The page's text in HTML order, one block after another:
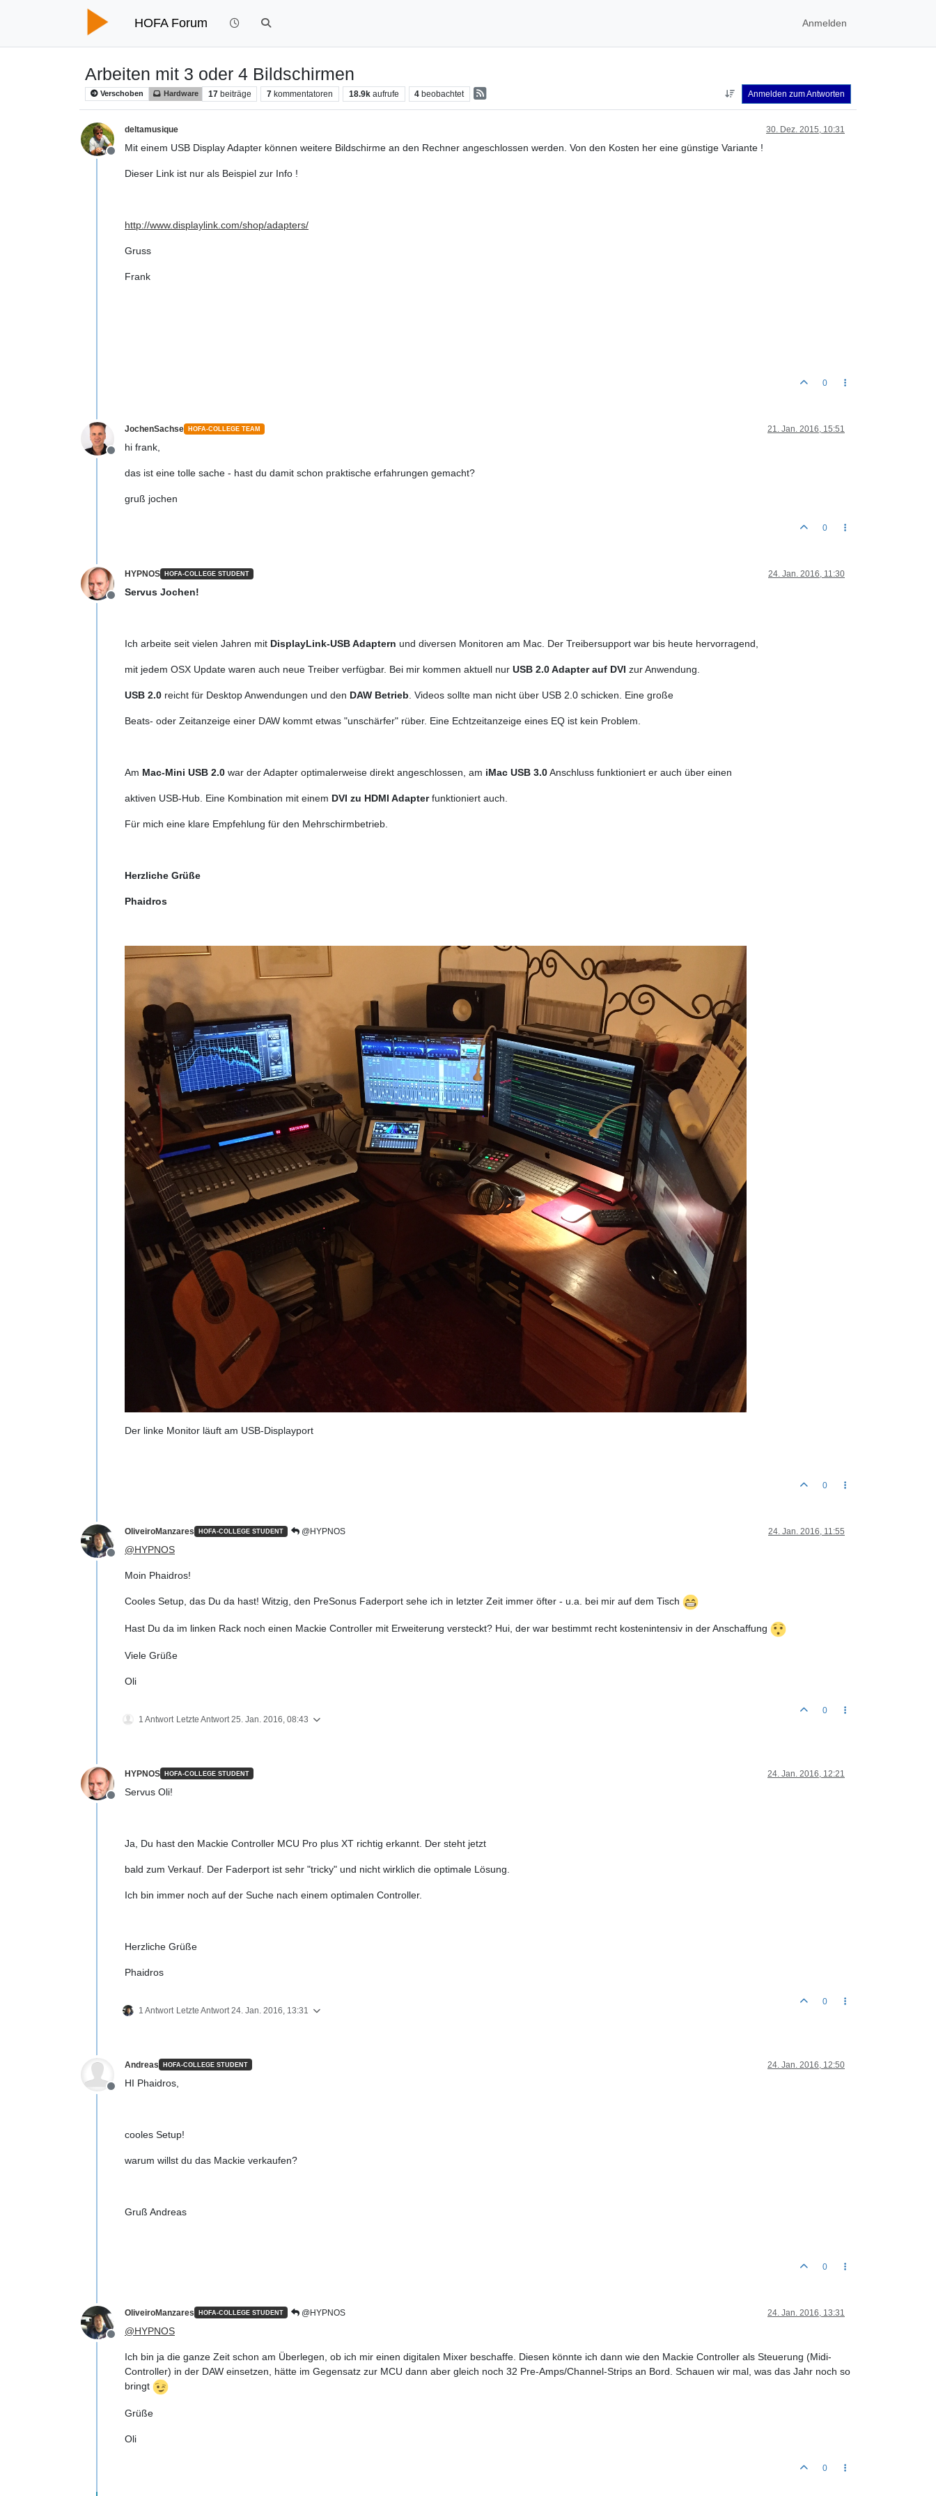
HOFA Forum Anmelden
Arbeiten mit 3 oder 4 Bildschirmen
Verschoben Hardware 17 beiträge 7 kommentatoren 18.9k aufrufe 4 beobachtet Anmelden zum Antworten
Offline
deltamusique 30. Dez. 2015, 10:31
Mit einem USB Display Adapter können weitere Bildschirme an den Rechner angeschlossen werden. Von den Kosten her eine günstige Variante !
Dieser Link ist nur als Beispiel zur Info !
http://www.displaylink.com/shop/adapters/
Gruss
Frank
0
Offline
JochenSachse HOFA-COLLEGE TEAM 21. Jan. 2016, 15:51
hi frank,
das ist eine tolle sache - hast du damit schon praktische erfahrungen gemacht?
gruß jochen
0
Offline
HYPNOS HOFA-COLLEGE STUDENT 24. Jan. 2016, 11:30
Servus Jochen!
Ich arbeite seit vielen Jahren mit DisplayLink-USB Adaptern und diversen Monitoren am Mac. Der Treibersupport war bis heute hervorragend,
mit jedem OSX Update waren auch neue Treiber verfügbar. Bei mir kommen aktuell nur USB 2.0 Adapter auf DVI zur Anwendung.
USB 2.0 reicht für Desktop Anwendungen und den DAW Betrieb . Videos sollte man nicht über USB 2.0 schicken. Eine große
Beats- oder Zeitanzeige einer DAW kommt etwas "unschärfer" rüber. Eine Echtzeitanzeige eines EQ ist kein Problem.
Am Mac-Mini USB 2.0 war der Adapter optimalerweise direkt angeschlossen, am iMac USB 3.0Anschluss funktioniert er auch über einen
aktiven USB-Hub. Eine Kombination mit einem DVI zu HDMI Adapterfunktioniert auch.
Für mich eine klare Empfehlung für den Mehrschirmbetrieb.
Herzliche Grüße
Phaidros
Der linke Monitor läuft am USB-Displayport
0
Offline
OliveiroManzares HOFA-COLLEGE STUDENT @HYPNOS 24. Jan. 2016, 11:55
@HYPNOS
Moin Phaidros!
Cooles Setup, das Du da hast! Witzig, den PreSonus Faderport sehe ich in letzter Zeit immer öfter - u.a. bei mir auf dem Tisch
Hast Du da im linken Rack noch einen Mackie Controller mit Erweiterung versteckt? Hui, der war bestimmt recht kostenintensiv in der Anschaffung
Viele Grüße
Oli
1 Antwort Letzte Antwort 25. Jan. 2016, 08:43
0
Offline
HYPNOS HOFA-COLLEGE STUDENT 24. Jan. 2016, 12:21
Servus Oli!
Ja, Du hast den Mackie Controller MCU Pro plus XT richtig erkannt. Der steht jetzt
bald zum Verkauf. Der Faderport ist sehr "tricky" und nicht wirklich die optimale Lösung.
Ich bin immer noch auf der Suche nach einem optimalen Controller.
Herzliche Grüße
Phaidros
1 Antwort Letzte Antwort 24. Jan. 2016, 13:31
0
Offline
Andreas HOFA-COLLEGE STUDENT 24. Jan. 2016, 12:50
HI Phaidros,
cooles Setup!
warum willst du das Mackie verkaufen?
Gruß Andreas
0
Offline
OliveiroManzares HOFA-COLLEGE STUDENT @HYPNOS 24. Jan. 2016, 13:31
@HYPNOS
Ich bin ja die ganze Zeit schon am Überlegen, ob ich mir einen digitalen Mixer beschaffe. Diesen könnte ich dann wie den Mackie Controller als Steuerung (Midi-
Controller) in der DAW einsetzen, hätte im Gegensatz zur MCU dann aber gleich noch 32 Pre-Amps/Channel-Strips an Bord. Schauen wir mal, was das Jahr noch so
bringt
Grüße
Oli
0